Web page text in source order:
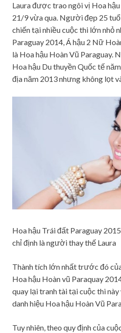
Laura được trao ngôi vị Hoa
21/9 vừa qua. Người đẹp 25
chiến tại nhiều cuộc thi lớn nhỏ
Paraguay 2014, Á hậu 2 Nữ
là Hoa hậu Hoàn Vũ Paraguay.
Hoa hậu Du thuyền Quốc tế
địa năm 2013 nhưng không lọt
Hoa hậu Trái đất Paraguay
chỉ định là người thay thế Laura
Thành tích lớn nhất trước đó
Hoa hậu Hoàn vũ Paraquay
quay lại tranh tài tại cuộc thi
danh hiệu Hoa hậu Hoàn Vũ
Tuy nhiên, theo quy định của